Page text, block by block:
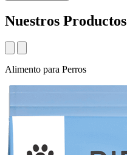
Nuestros Productos
Alimento para Perros